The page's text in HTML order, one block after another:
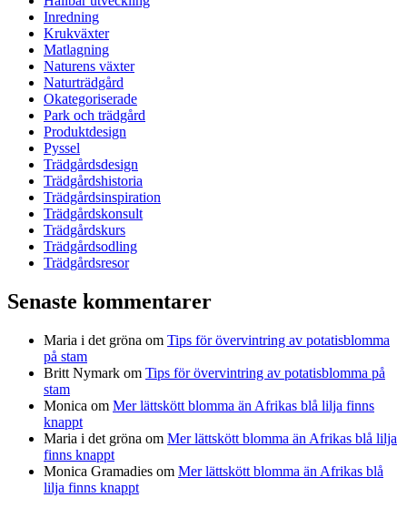
Inredning
Krukväxter
Matlagning
Naturens växter
Naturträdgård
Okategoriserade
Park och trädgård
Produktdesign
Pyssel
Trädgårdsdesign
Trädgårdshistoria
Trädgårdsinspiration
Trädgårdskonsult
Trädgårdskurs
Trädgårdsodling
Trädgårdsresor
Senaste kommentarer
Maria i det gröna om Tips för övervintring av potatisblomma
på stam
Britt Nymark om Tips för övervintring av potatisblomma på
stam
Monica om Mer lättskött blomma än Afrikas blå lilja finns
knappt
Maria i det gröna om Mer lättskött blomma än Afrikas blå lilja
finns knappt
Monica Gramadies om Mer lättskött blomma än Afrikas blå
lilja finns knappt